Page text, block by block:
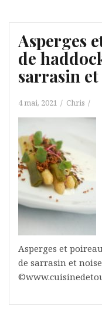
Asperges
de
sarrasin
4 mai, 2021 Chris
Asperges et
de sarrasin et